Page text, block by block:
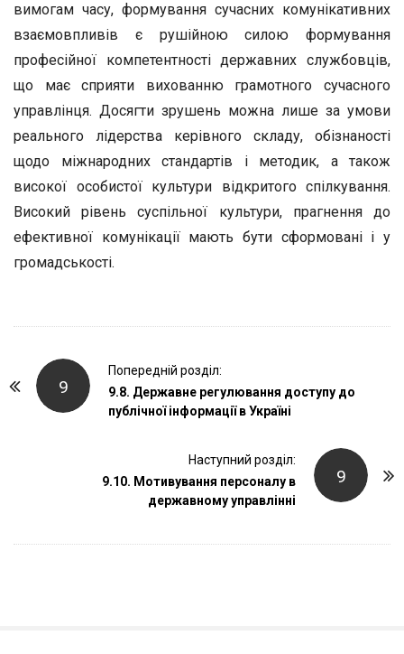
вимогам часу, формування сучасних комунікативних
взаємовпливів є рушійною силою формування
професійної компетентності державних службовців,
що має сприяти вихованню грамотного сучасного
управлінця. Досягти зрушень можна лише за умови
реального лідерства керівного складу, обізнаності
щодо міжнародних стандартів і методик, а також
високої особистої культури відкритого спілкування.
Високий рівень суспільної культури, прагнення до
ефективної комунікації мають бути сформовані і у
громадськості.
9
Попередній розділ:
9.8. Державне регулювання доступу до
публічної інформації в Україні
9
Наступний розділ:
9.10. Мотивування персоналу в
державному управлінні